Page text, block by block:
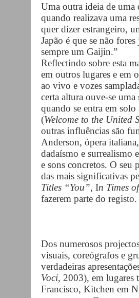
Uma outra ideia de uma
quando realizava uma
quer dizer estrangeiro,
Japão é que se não fores
sempre um Gaijin.”
Reflectindo sobre esta
em outros lugares e em
ao vivo e vozes
certa altura ouve-se
quando se entra em
(Welcome to the United
outras influências são
Anderson, ópera
dadaísmo e surrealismo
e sons concretos. O
das mais significativas
Titles “You”, In Times
fazerem parte do registo.
Dos numerosos
visuais, coreógrafos e
verdadeiras
Voci, 2003), em lugares
Francisco, Kitchen em